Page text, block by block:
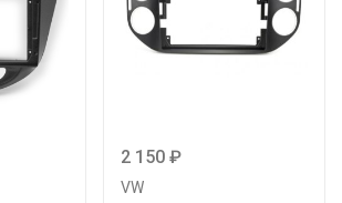
2 150 ₽
VW